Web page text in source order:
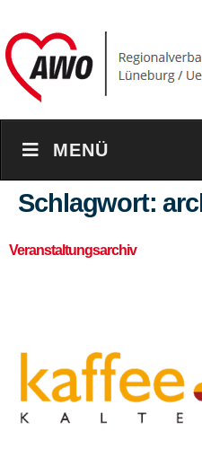
MENÜ
Schlagwort:
Veranstaltungsarchiv